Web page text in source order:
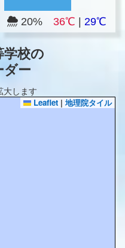
20%36℃ |29℃
学校の
ダー
大します
Leaflet | 地理院タイル